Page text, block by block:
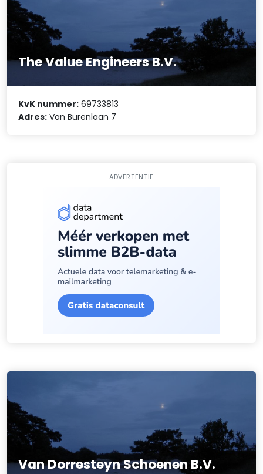
The Value Engineers B.V.
KvK nummer: 69733813
Adres: Van Burenlaan 7
ADVERTENTIE
Van Dorresteyn Schoenen B.V.